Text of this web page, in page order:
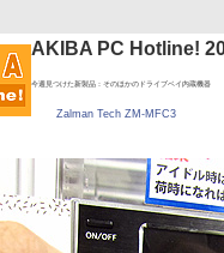
AKIBA PC Hotline!
今週見つけた新製品：そのほかのドライブベイ内蔵機器
Zalman Tech ZM-MFC3